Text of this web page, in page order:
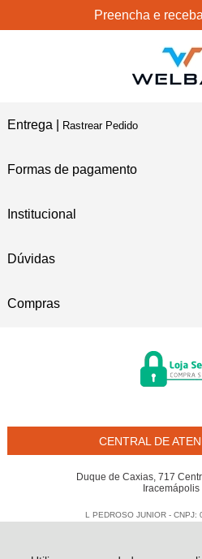
Preencha e
Entrega | Rastrear Pedido
Formas de pagamento
Institucional
Dúvidas
Compras
CENTRAL DE
Duque de Caxias, 717
Iracemápolis
L PEDROSO JUNIOR -